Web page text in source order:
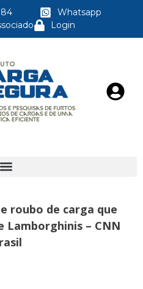
Whatsapp
Login
roubo de carga que
Lamborghinis – CNN